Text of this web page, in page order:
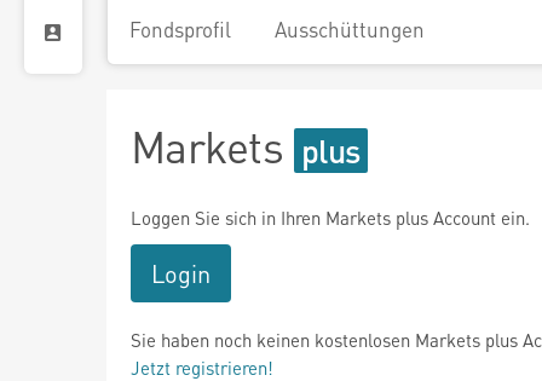
Fondsprofil Ausschüttungen
Markets
Loggen Sie sich in Ihren Markets plus Account ein.
Login
Sie haben noch keinen kostenlosen Markets plus
Jetzt registrieren!